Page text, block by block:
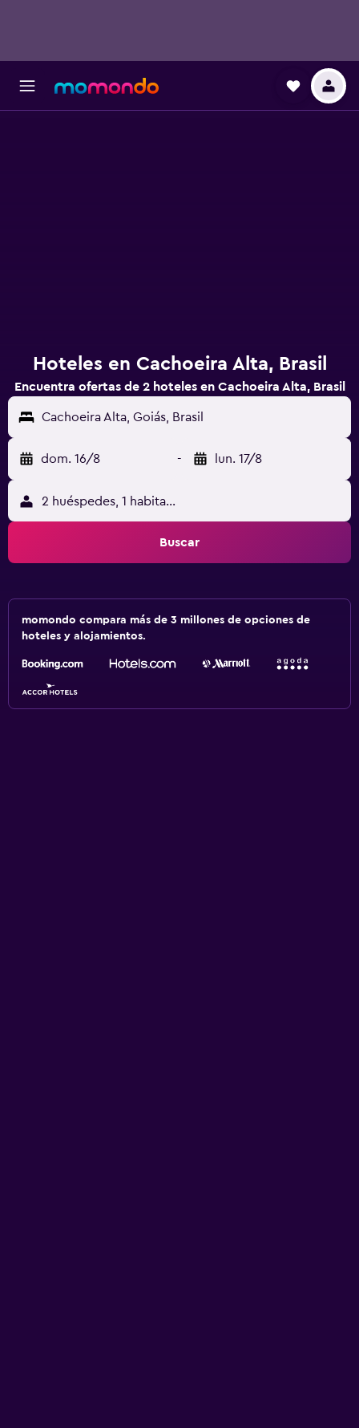
Hoteles en Cachoeira Alta, Brasil
Encuentra ofertas de 2 hoteles en Cachoeira Alta, Brasil
Cachoeira Alta, Goiás, Brasil
dom. 16/8 - lun. 17/8
2 huéspedes, 1 habitación
Buscar
momondo compara más de 3 millones de opciones de
hoteles y alojamientos.